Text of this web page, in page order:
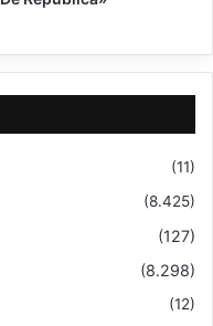
(11)
(8.425)
(127)
(8.298)
(12)